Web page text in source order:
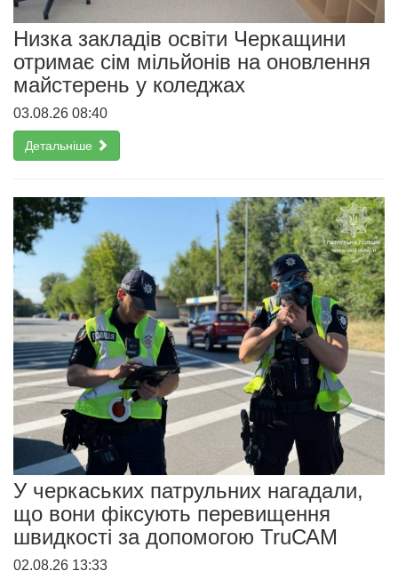
Низка закладів освіти Черкащини
отримає сім мільйонів на оновлення
майстерень у коледжах
03.08.26 08:40
Детальніше
У черкаських патрульних нагадали,
що вони фіксують перевищення
швидкості за допомогою TruСАМ
02.08.26 13:33